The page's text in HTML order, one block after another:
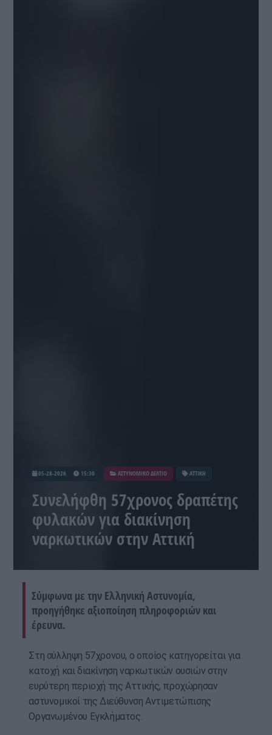
05-28-2026 15:30 ΑΣΤΥΝΟΜΙΚΟ ΔΕΛΤΙΟ ΑΤΤΙΚΗ
Συνελήφθη 57χρονος δραπέτης
φυλακών για διακίνηση
ναρκωτικών στην Αττική
Σύμφωνα με την Ελληνική Αστυνομία,
προηγήθηκε αξιοποίηση πληροφοριών και
έρευνα.
Στη σύλληψη 57χρονου, ο οποίος κατηγορείται για
κατοχή και διακίνηση ναρκωτικών ουσιών στην
ευρύτερη περιοχή της Αττικής, προχώρησαν
αστυνομικοί της Διεύθυνση Αντιμετώπισης
Οργανωμένου Εγκλήματος.